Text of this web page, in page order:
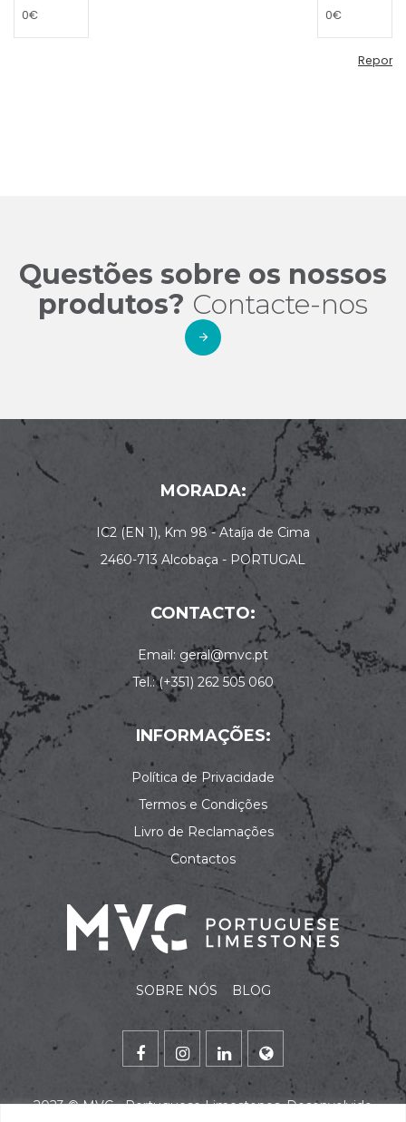
Repor
Questões sobre os nossos
produtos? Contacte-nos
MORADA:
IC2 (EN 1), Km 98 - Ataíja de Cima
2460-713 Alcobaça - PORTUGAL
CONTACTO:
Email: geral@mvc.pt
Tel.: (+351) 262 505 060
INFORMAÇÕES:
Política de Privacidade
Termos e Condições
Livro de Reclamações
Contactos
SOBRE NÓS BLOG
2023 ©MVC - Portuguese Limestones. Desenvolvido